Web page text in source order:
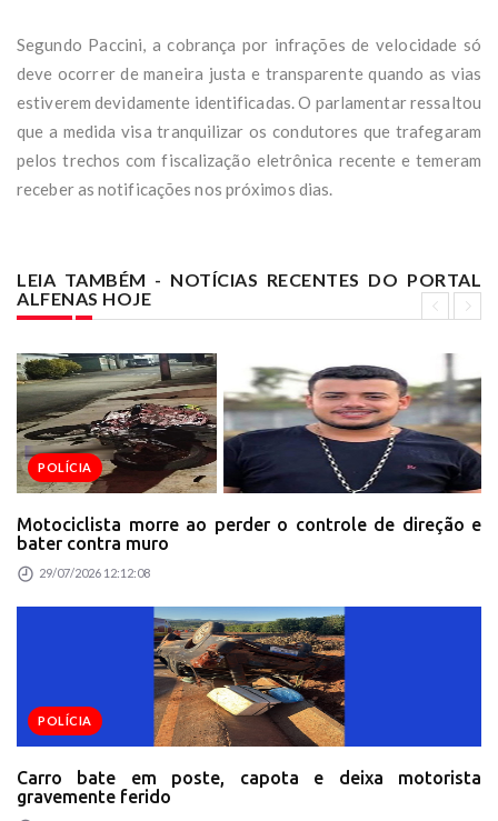
Segundo Paccini, a cobrança por infrações de velocidade só
deve ocorrer de maneira justa e transparente quando as vias
estiverem devidamente identificadas. O parlamentar ressaltou
que a medida visa tranquilizar os condutores que trafegaram
pelos trechos com fiscalização eletrônica recente e temeram
receber as notificações nos próximos dias.
LEIA TAMBÉM - NOTÍCIAS RECENTES DO PORTAL
ALFENAS HOJE
POLÍCIA
Motociclista morre ao perder o controle de direção e
bater contra muro
29/07/2026 12:12:08
POLÍCIA
Carro bate em poste, capota e deixa motorista
gravemente ferido